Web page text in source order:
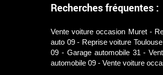
Recherches fréquentes :
Vente voiture occasion Muret
auto 09
Reprise voiture Toulouse
09
Garage automobile 31
automobile 09
Vente voiture